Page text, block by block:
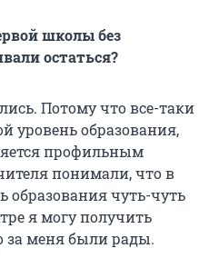
школы без
остаться?
Потому что все-таки
уровень образования,
профильным
понимали, что в
образования чуть-чуть
я могу получить
за меня были рады.